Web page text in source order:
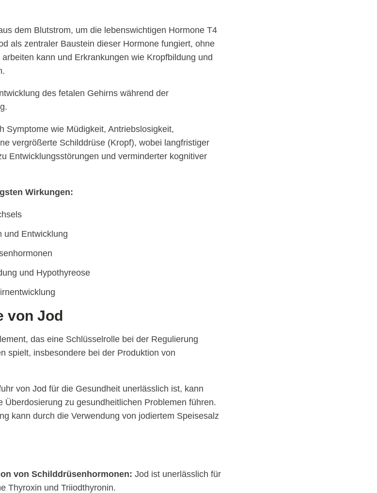
dem Blutstrom, um die lebenswichtigen Hormone T4
als zentraler Baustein dieser Hormone fungiert, ohne
kann und Erkrankungen wie Kropfbildung und
des fetalen Gehirns während der
Symptome wie Müdigkeit, Antriebslosigkeit,
vergrößerte Schilddrüse (Kropf), wobei langfristiger
Entwicklungsstörungen und verminderter kognitiver
Wirkungen:
und Entwicklung
und Hypothyreose
von Jod
das eine Schlüsselrolle bei der Regulierung
spielt, insbesondere bei der Produktion von
von Jod für die Gesundheit unerlässlich ist, kann
Überdosierung zu gesundheitlichen Problemen führen.
kann durch die Verwendung von jodiertem Speisesalz
von Schilddrüsenhormonen: Jod ist unerlässlich für
Thyroxin und Triiodthyronin.